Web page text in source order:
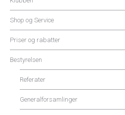
Shop og Service
Priser og rabatter
Bestyrelsen
Referater
Generalforsamlinger